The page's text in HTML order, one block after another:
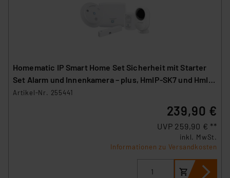
Homematic IP Smart Home Set Sicherheit mit Starter
Set Alarm und Innenkamera – plus, HmIP-SK7 und HmIP-
CI-PL
Artikel-Nr. 255441
239,90 €
UVP 259,90 € **
inkl. MwSt.
Informationen zu Versandkosten